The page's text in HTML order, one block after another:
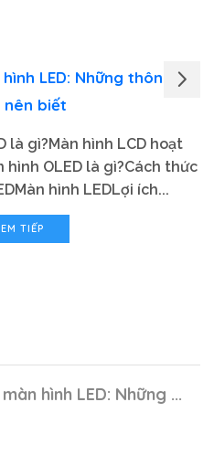
LED: Những thông tin
nên biết
là gì?Màn hình LCD hoạt
OLED là gì?Cách thức
hình LEDLợi ích...
TIẾP
hình LED: Những ...